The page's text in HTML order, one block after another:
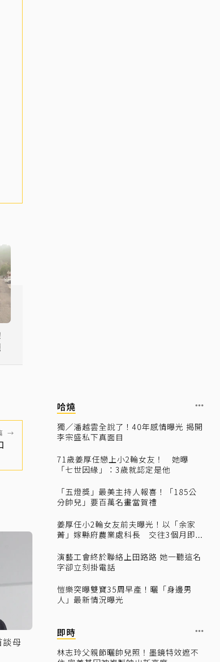
→
母
哈燒
獨／潘越雲全說了！40年感情曝光 揭開
李宗盛私下真面目
71歲姜厚任戀上小2輪女友！ 她曝
「七世因緣」：3歲就認定是他
「五燈獎」最美主持人報喜！「185公
分帥兒」要百萬名畫當賀禮
姜厚任小2輪女友前夫曝光！以「余家
菁」嫁縣府農業處科長 交往3個月即...
演藝工會終於聯絡上田路路 她一聽這名
字卻立刻掛電話
愷樂突曝雙寶35周早產！曬「身邊男
人」最新情況曝光
即時
林志玲父親節曬帥兒照！墨鏡特效遮不